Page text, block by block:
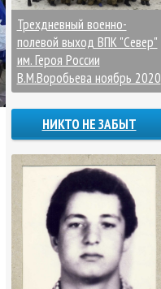
Трехдневный военно-
полевой выход ВПК "Север"
им. Героя России
В.М.Воробьева ноябрь 2020
НИКТО НЕ ЗАБЫТ